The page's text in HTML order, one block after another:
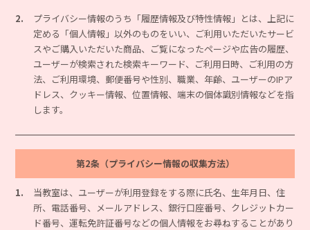
2.
プライバシー情報のうち「履歴情報及び特性情報」とは、上記に
定める「個人情報」以外のものをいい、ご利用いただいたサービ
スやご購入いただいた商品、ご覧になったページや広告の履歴、
ユーザーが検索された検索キーワード、ご利用日時、ご利用の方
法、ご利用環境、郵便番号や性別、職業、年齢、ユーザーのIPア
ドレス、クッキー情報、位置情報、端末の個体識別情報などを指
します。
第2条（プライバシー情報の収集方法）
1.
当教室は、ユーザーが利用登録をする際に氏名、生年月日、住
所、電話番号、メールアドレス、銀行口座番号、クレジットカー
ド番号、運転免許証番号などの個人情報をお尋ねすることがあり